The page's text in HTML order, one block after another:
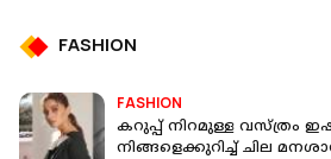
FASHION
FASHION
കറുപ്പ് നിറമുള്ള വസ്ത്രം
നിങ്ങളെക്കുറിച്ച് ചില